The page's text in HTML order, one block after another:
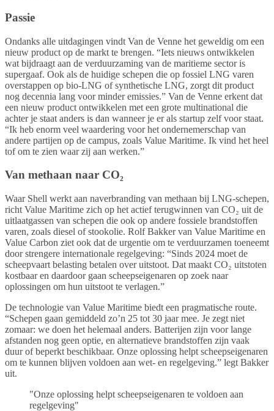
Passie
Ondanks alle uitdagingen vindt Van de Venne het geweldig om een
nieuw product op de markt te brengen. “Iets nieuws ontwikkelen
wat bijdraagt aan de verduurzaming van de maritieme sector is
supergaaf. Ook als de huidige schepen die op fossiel LNG varen
overstappen op bio-LNG of synthetische LNG, zorgt dit product
nog decennia lang voor minder emissies.” Van de Venne erkent dat
een nieuw product ontwikkelen met een grote multinational die
achter je staat anders is dan wanneer je er als startup zelf voor staat.
“Ik heb enorm veel waardering voor het ondernemerschap van
andere partijen op de campus, zoals Value Maritime. Ik vind het heel
tof om te zien waar zij aan werken.”
Van methaan naar CO₂
Waar Shell werkt aan naverbranding van methaan bij LNG-schepen,
richt Value Maritime zich op het actief terugwinnen van CO₂ uit de
uitlaatgassen van schepen die ook op andere fossiele brandstoffen
varen, zoals diesel of stookolie. Rolf Bakker van Value Maritime en
Value Carbon ziet ook dat de urgentie om te verduurzamen toeneemt
door strengere internationale regelgeving: “Sinds 2024 moet de
scheepvaart belasting betalen over uitstoot. Dat maakt CO₂ uitstoten
kostbaar en daardoor gaan scheepseigenaren op zoek naar
oplossingen om hun uitstoot te verlagen.”
De technologie van Value Maritime biedt een pragmatische route.
“Schepen gaan gemiddeld zo’n 25 tot 30 jaar mee. Je zegt niet
zomaar: we doen het helemaal anders. Batterijen zijn voor lange
afstanden nog geen optie, en alternatieve brandstoffen zijn vaak
duur of beperkt beschikbaar. Onze oplossing helpt scheepseigenaren
om te kunnen blijven voldoen aan wet- en regelgeving.” legt Bakker
uit.
"Onze oplossing helpt scheepseigenaren te voldoen aan
regelgeving"